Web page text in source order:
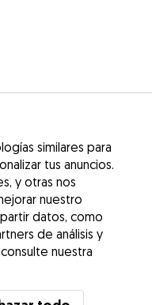
similares para
tus anuncios.
y otras nos
nuestro
datos, como
de análisis y
nuestra